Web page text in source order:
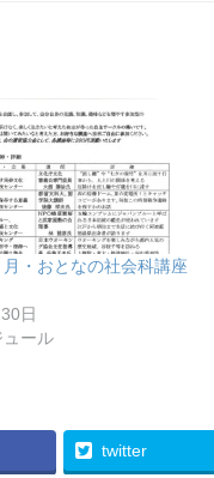
月・おとなの社会科講座
日
ール
twitter